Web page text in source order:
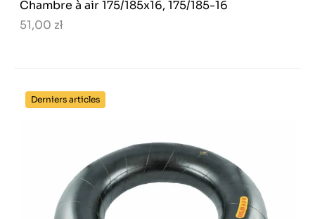
Chambre à air 175/185x16, 175/185-16
51,00 zł
Derniers articles